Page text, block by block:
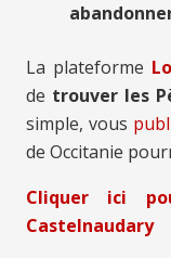
La plateforme
de trouver les
simple, vous
de Occitanie
Cliquer ici
Castelnaudary